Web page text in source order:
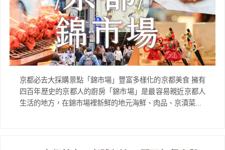
京都必去大採購景點「錦市場」豐富多樣化的京都美食 擁有
四百年歷史的京都人的廚房「錦市場」是最容易親近京都人
生活的地方，在錦市場裡新鮮的地元海鮮、肉品、京漬菜...